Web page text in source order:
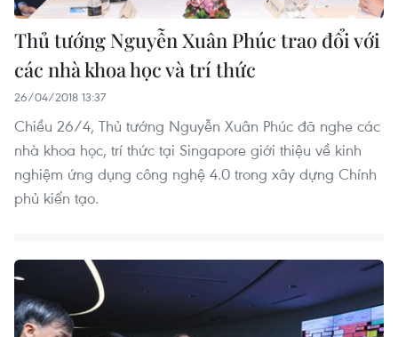
Thủ tướng Nguyễn Xuân Phúc trao đổi với
các nhà khoa học và trí thức
26/04/2018 13:37
Chiều 26/4, Thủ tướng Nguyễn Xuân Phúc đã nghe các
nhà khoa học, trí thức tại Singapore giới thiệu về kinh
nghiệm ứng dụng công nghệ 4.0 trong xây dựng Chính
phủ kiến tạo.